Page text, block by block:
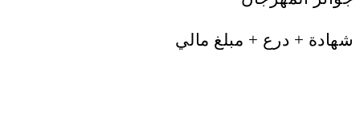
شهادة + درع + مبلغ مالي